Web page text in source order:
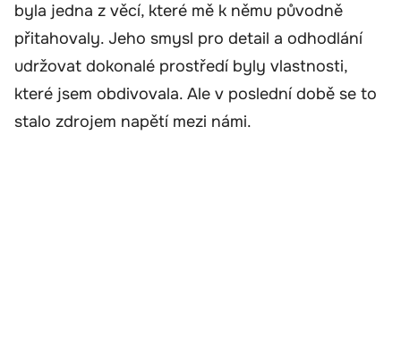
byla jedna z věcí, které mě k němu původně
přitahovaly. Jeho smysl pro detail a odhodlání
udržovat dokonalé prostředí byly vlastnosti,
které jsem obdivovala. Ale v poslední době se to
stalo zdrojem napětí mezi námi.